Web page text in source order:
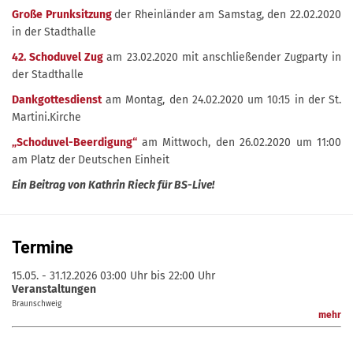
Große Prunksitzung der Rheinländer am Samstag, den 22.02.2020
in der Stadthalle
42. Schoduvel Zugam 23.02.2020 mit anschließender Zugparty in
der Stadthalle
Dankgottesdienstam Montag, den 24.02.2020 um 10:15 in der St.
Martini.Kirche
„Schoduvel-Beerdigung“ am Mittwoch, den 26.02.2020 um 11:00
am Platz der Deutschen Einheit
Ein Beitrag von Kathrin Rieck für BS-Live!
Termine
15.05. - 31.12.2026 03:00 Uhr bis 22:00 Uhr
Veranstaltungen
Braunschweig
mehr